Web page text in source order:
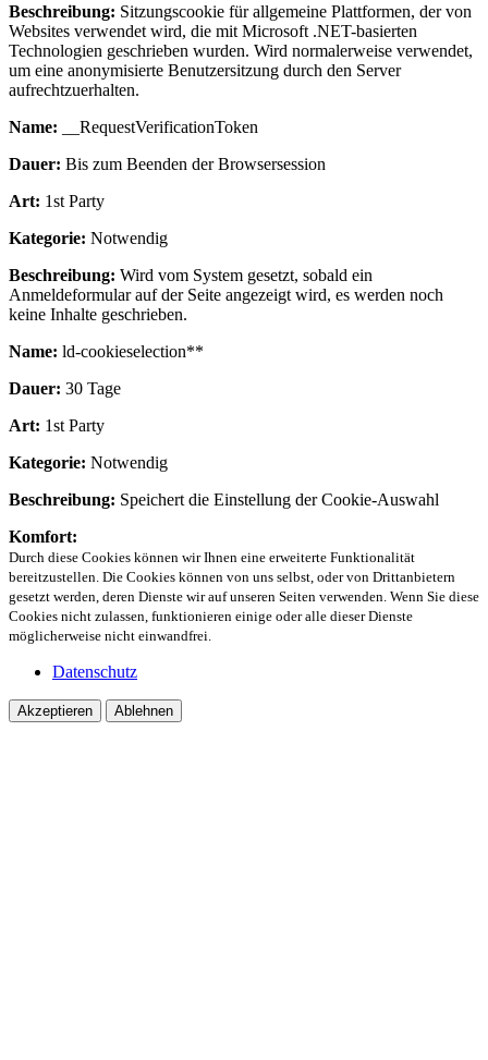
Beschreibung: Sitzungscookie für allgemeine Plattformen, der von
Websites verwendet wird, die mit Microsoft .NET-basierten
Technologien geschrieben wurden. Wird normalerweise verwendet,
um eine anonymisierte Benutzersitzung durch den Server
aufrechtzuerhalten.
Name: __RequestVerificationToken
Dauer: Bis zum Beenden der Browsersession
Art: 1st Party
Kategorie: Notwendig
Beschreibung: Wird vom System gesetzt, sobald ein
Anmeldeformular auf der Seite angezeigt wird, es werden noch
keine Inhalte geschrieben.
Name: ld-cookieselection**
Dauer: 30 Tage
Art: 1st Party
Kategorie: Notwendig
Beschreibung: Speichert die Einstellung der Cookie-Auswahl
Komfort:
Durch diese Cookies können wir Ihnen eine erweiterte Funktionalität
bereitzustellen. Die Cookies können von uns selbst, oder von Drittanbietern
gesetzt werden, deren Dienste wir auf unseren Seiten verwenden. Wenn Sie diese
Cookies nicht zulassen, funktionieren einige oder alle dieser Dienste
möglicherweise nicht einwandfrei.
Datenschutz
Akzeptieren Ablehnen